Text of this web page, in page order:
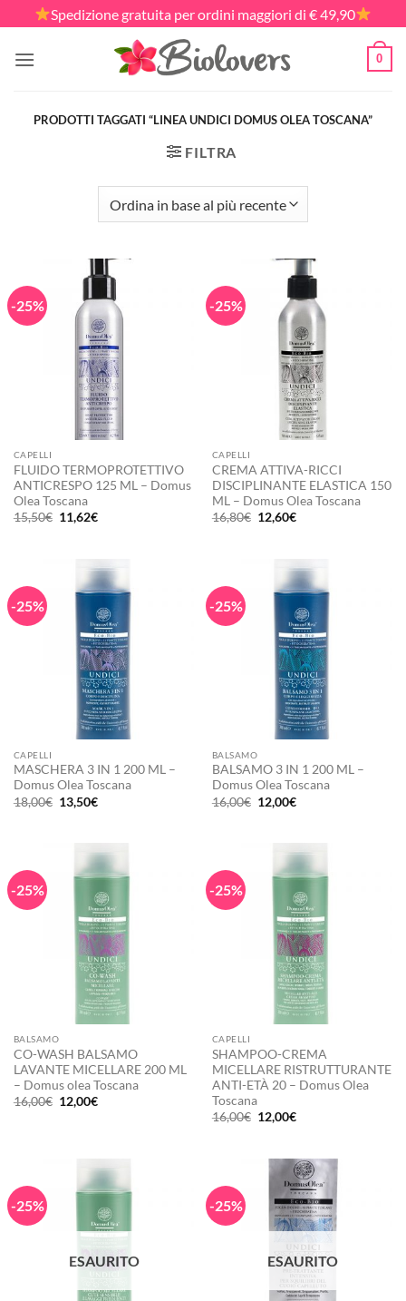
ai
contenuti
Spedizione gratuita per ordini maggiori di € 49,90
0
PRODOTTI TAGGATI “LINEA UNDICI DOMUS OLEA TOSCANA”
FILTRA
-25%
CAPELLI
FLUIDO TERMOPROTETTIVO
ANTICRESPO 125 ML – Domus
Olea Toscana
15,50€ Il
prezzo
15,50€.
11,62€Il
11,62€.
-25%
CAPELLI
CREMA ATTIVA-RICCI
DISCIPLINANTE ELASTICA 150
ML – Domus Olea Toscana
16,80€ Il
prezzo
16,80€.
12,60€Il
12,60€.
-25%
CAPELLI
MASCHERA 3 IN 1 200 ML –
Domus Olea Toscana
18,00€ Il
prezzo
13,50€Il
-25%
BALSAMO
BALSAMO 3 IN 1 200 ML –
Domus Olea Toscana
16,00€ Il
prezzo
12,00€Il
-25%
BALSAMO
CO-WASH BALSAMO
LAVANTE MICELLARE 200 ML
– Domus olea Toscana
16,00€ Il
prezzo
12,00€Il
-25%
CAPELLI
SHAMPOO-CREMA
MICELLARE RISTRUTTURANTE
ANTI-ETÀ 20 – Domus Olea
Toscana
16,00€ Il
prezzo
16,00€.
12,00€Il
12,00€.
-25%
ESAURITO
-25%
ESAURITO